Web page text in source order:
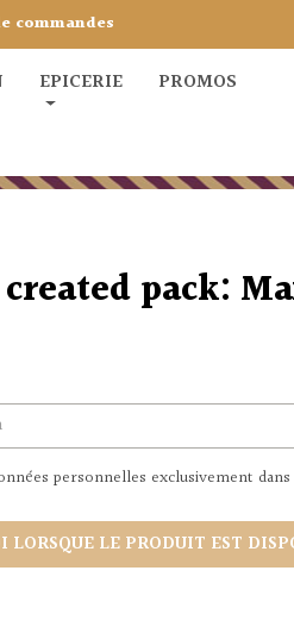
commandes
EPICERIE PROMOS
pack:
personnelles exclusivement
LORSQUE LE PRODUIT EST